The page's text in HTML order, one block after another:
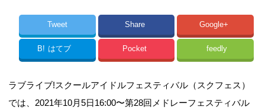
Tweet Share Google+
B! はてブ Pocket feedly
ラブライブ!スクールアイドルフェスティバル（スクフェス）
では、2021年10月5日16:00〜第28回メドレーフェスティバル